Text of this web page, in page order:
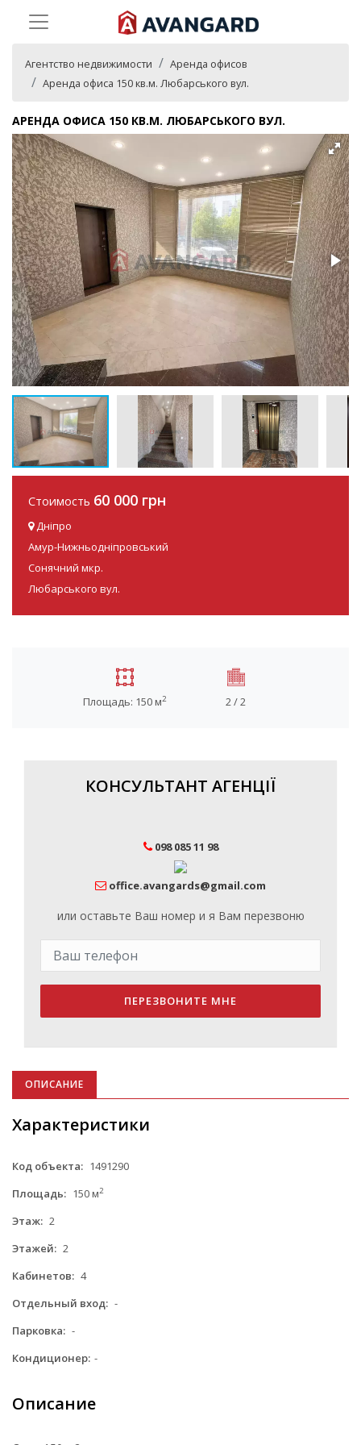
Агентство недвижимости
Аренда офисов
Аренда офиса 150 кв.м. Любарського вул.
АРЕНДА ОФИСА 150 КВ.М. ЛЮБАРСЬКОГО ВУЛ.
Стоимость 60 000 грн
Дніпро
Амур-Нижньодніпровський
Сонячний мкр.
Любарського вул.
Площадь: 150 м2 2 / 2
КОНСУЛЬТАНТ АГЕНЦІЇ
098 085 11 98
office.avangards@gmail.com
или оставьте Ваш номер и я Вам перезвоню
ПЕРЕЗВОНИТЕ МНЕ
ОПИСАНИЕ
Характеристики
Код объекта: 1491290
Площадь: 150 м2
Этаж: 2
Этажей: 2
Кабинетов: 4
Отдельный вход: -
Парковка: -
Кондиционер: -
Описание